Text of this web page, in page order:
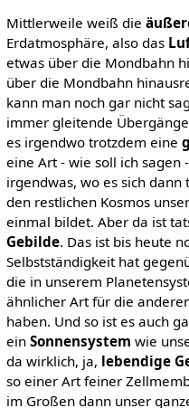
Mittlerweile weiß die
Erdatmosphäre, also das
etwas über die Mondbahn
über die Mondbahn
kann man noch gar nicht
immer gleitende
es irgendwo trotzdem eine
eine Art - wie soll ich
irgendwas, wo es sich
den restlichen Kosmos
einmal bildet. Aber da ist
Gebilde. Das ist bis heute
Selbstständigkeit hat
die in unserem
ähnlicher Art für die
haben. Und so ist es auch
ein Sonnensystem wie
da wirklich, ja, lebendige
so einer Art feiner
im Großen dann unser